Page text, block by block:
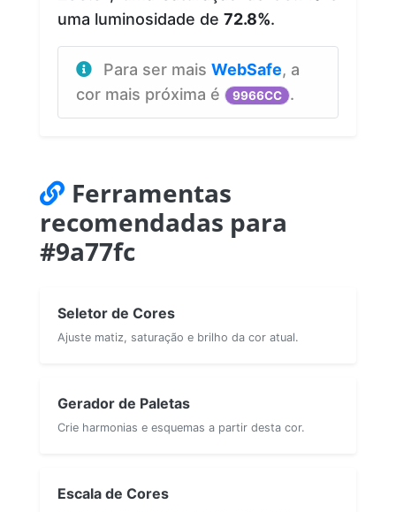
uma luminosidade de 72.8%.
Para ser mais WebSafe, a
cor mais próxima é
9966CC .
Ferramentas
recomendadas para
#9a77fc
Seletor de Cores
Ajuste matiz, saturação e brilho da cor atual.
Gerador de Paletas
Crie harmonias e esquemas a partir desta cor.
Escala de Cores